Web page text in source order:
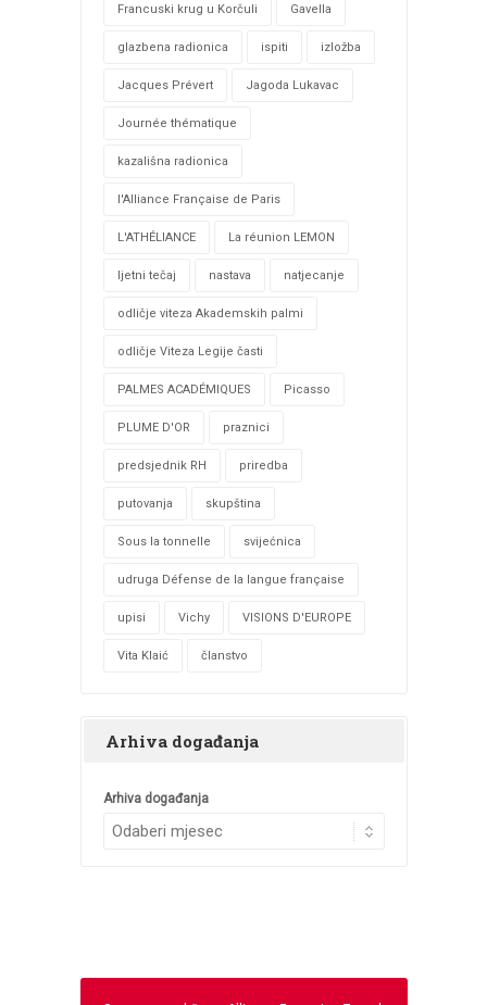
Francuski krug u Korčuli Gavella
glazbena radionica ispiti izložba
Jacques Prévert Jagoda Lukavac
Journée thématique
kazališna radionica
l'Alliance Française de Paris
L'ATHÉLIANCE La réunion LEMON
ljetni tečaj nastava natjecanje
odličje viteza Akademskih palmi
odličje Viteza Legije časti
PALMES ACADÉMIQUES Picasso
PLUME D'OR praznici
predsjednik RH priredba
putovanja skupština
Sous la tonnelle svijećnica
udruga Défense de la langue française
upisi Vichy VISIONS D'EUROPE
Vita Klaić članstvo
Arhiva događanja
Arhiva događanja